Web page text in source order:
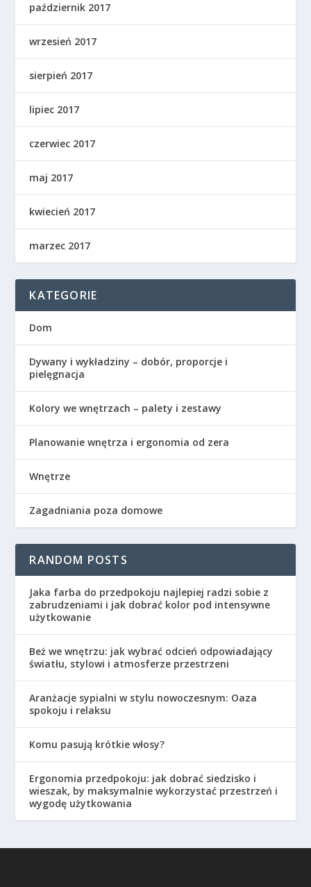
październik 2017
wrzesień 2017
sierpień 2017
lipiec 2017
czerwiec 2017
maj 2017
kwiecień 2017
marzec 2017
KATEGORIE
Dom
Dywany i wykładziny – dobór, proporcje i
pielęgnacja
Kolory we wnętrzach – palety i zestawy
Planowanie wnętrza i ergonomia od zera
Wnętrze
Zagadniania poza domowe
RANDOM POSTS
Jaka farba do przedpokoju najlepiej radzi sobie z
zabrudzeniami i jak dobrać kolor pod intensywne
użytkowanie
Beż we wnętrzu: jak wybrać odcień odpowiadający
światłu, stylowi i atmosferze przestrzeni
Aranżacje sypialni w stylu nowoczesnym: Oaza
spokoju i relaksu
Komu pasują krótkie włosy?
Ergonomia przedpokoju: jak dobrać siedzisko i
wieszak, by maksymalnie wykorzystać przestrzeń i
wygodę użytkowania